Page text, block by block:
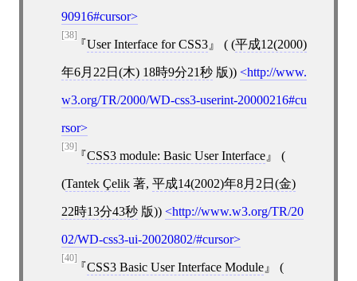
90916#cursor
[38]
User Interface for CSS3 ( (平成12(2000)
年6月22日(木) 18時9分21秒版)) http://www.
w3.org/TR/2000/WD-css3-userint-20000216#cu
rsor
[39]
CSS3 module: Basic User Interface (
(Tantek Çelik著, 平成14(2002)年8月2日(金)
22時13分43秒版)) http://www.w3.org/TR/20
02/WD-css3-ui-20020802/#cursor
[40]
CSS3 Basic User Interface Module (